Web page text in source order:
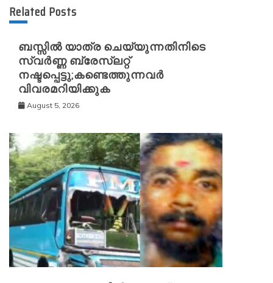
Related Posts
ബസ്സിൽ യാത്ര ചെയ്യുന്നതിനിടെ
സ്വർണ്ണ ബ്രേസ്‌ലറ്റ്
നഷ്ടപ്പെട്ടു;കണ്ടെത്തുന്നവർ
വിവരമറിയിക്കുക
August 5, 2026